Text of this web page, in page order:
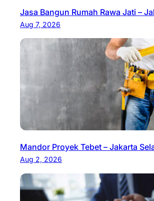
Jasa Bangun Rumah Rawa Jati –
Aug 7, 2026
Mandor Proyek Tebet – Jakarta
Aug 2, 2026